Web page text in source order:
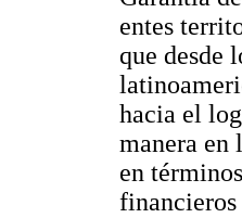
entes
que desde
hacia el
manera en
en
financieros